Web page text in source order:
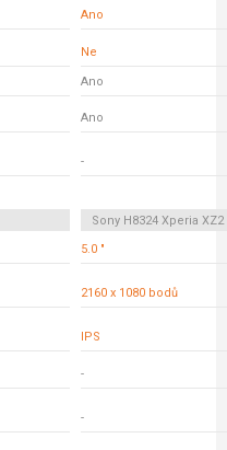
Ano
Ne
Ano
Ano
-
Sony H8324 Xperia
5.0 "
2160 x 1080 bodů
IPS
-
-